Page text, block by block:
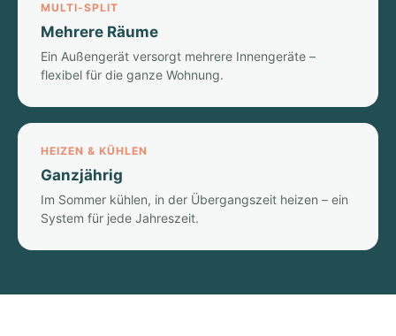
MULTI-SPLIT
Mehrere Räume
Ein Außengerät versorgt mehrere Innengeräte –
flexibel für die ganze Wohnung.
HEIZEN & KÜHLEN
Ganzjährig
Im Sommer kühlen, in der Übergangszeit heizen – ein
System für jede Jahreszeit.